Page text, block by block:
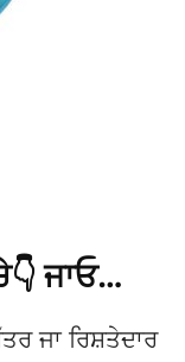
ਜਾਓ…
ਜਾ ਰਿਸ਼ਤੇਦਾਰ